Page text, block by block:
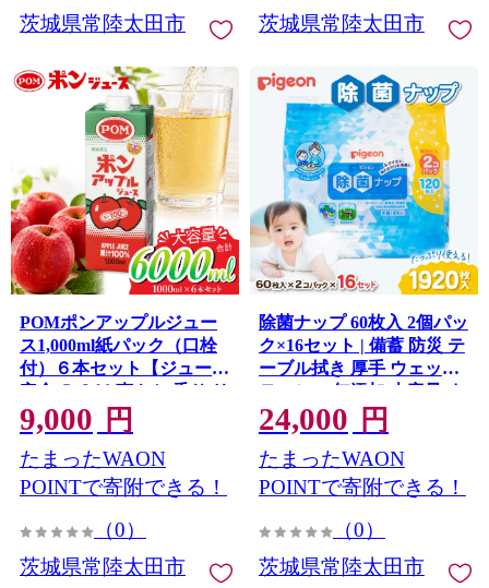
茨城県常陸太田市
茨城県常陸太田市
POMポンアップルジュー
ス1,000ml紙パック（口栓
付）６本セット【ジュース
安全 ＰＯＭ 爽やか 香り リ
ンゴ 酸味 甘味 バランス ブ
レンド アップル コク 味わ
い 冷蔵庫 ドアポケット 出
し入れしやすい スクエア
ミリーサイズ 子ども 茨城
9,000 円
たまったWAON
POINTで寄附できる！
（0）
茨城県常陸太田市
除菌ナップ 60枚入 2個パッ
ク×16セット | 備蓄 防災 テ
ーブル拭き 厚手 ウェット
ティシュ 無添加 大容量 ま
とめ買い 使い捨て 低アル
コール 無着色 無香料 お手
拭き おもちゃ拭き 茨城県
常陸太田市
24,000 円
たまったWAON
POINTで寄附できる！
（0）
茨城県常陸太田市